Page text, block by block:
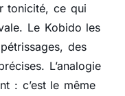
tonicité, ce qui
Le Kobido les
des
L’analogie
: c’est le même